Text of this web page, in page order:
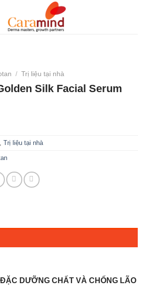
/ Trị liệu tại nhà
Silk Facial Serum
, Trị liệu tại nhà
DƯỠNG CHẤT VÀ CHỐNG LÃO